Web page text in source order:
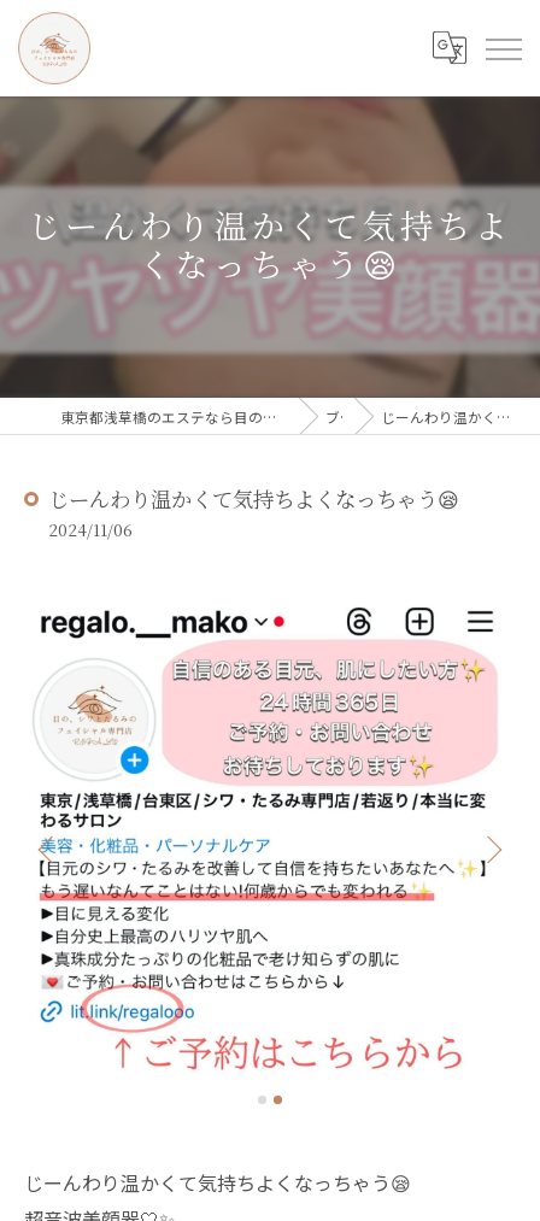
じーんわり温かくて気持ちよ
くなっちゃう😪
東京都浅草橋のエステなら目の、シワとたるみのフェイシャル専門店 regalo ブログ じーんわり温かくて気持ちよくなっちゃう😪
じーんわり温かくて気持ちよくなっちゃう😪
2024/11/06
じーんわり温かくて気持ちよくなっちゃう😪